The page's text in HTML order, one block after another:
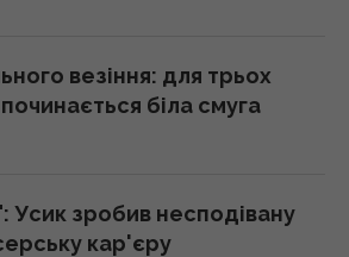
тварин: вони знайшли
2026
Пакистан і Туреччина
взаємну оборону, -
везіння: для трьох
починається біла смуга
Усик зробив несподівану
кар'єру